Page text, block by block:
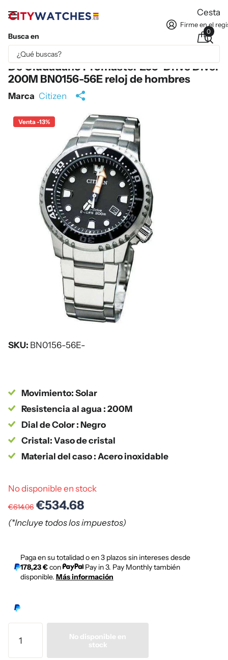
Busca en
Firme en el
Cesta
0
Parte del contenido se ha traducido automáticamente.
De Ciudadano Promaster Eco-Drive Diver
200M BN0156-56E reloj de hombres
Marca Citizen
Venta -13%
SKU: BN0156-56E-
Movimiento: Solar
Resistencia al agua : 200M
Dial de Color : Negro
Cristal: Vaso de cristal
Material del caso : Acero inoxidable
No disponible en stock
€614.06 €534.68
(*Incluye todos los impuestos)
Paga en su totalidad o en 3 plazos sin intereses desde
178,23 €con
Pay in 3. Pay Monthly también
disponible. Más información
No disponible en
stock